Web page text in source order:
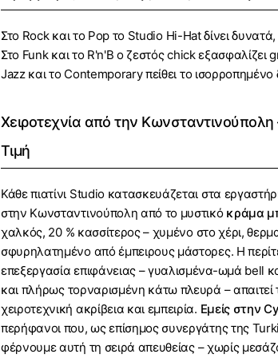
Στο Rock και το Pop το Studio Hi-Hat δίνει
Στο Funk και το R'n'B ο ζεστός chick εξασφαλίζει
Jazz και το Contemporary πείθει το
Χειροτεχνία από την Κωνσταντινούπολη
Τιμή
Κάθε πιατίνι Studio κατασκευάζεται στα
στην Κωνσταντινούπολη από το μυστικό κράμα
χαλκός, 20 % κασσίτερος – χυμένο στο χέρι,
σφυρηλατημένο από έμπειρους μάστορες. Η
επεξεργασία επιφάνειας – γυαλισμένα-ωμά bell
και πλήρως τορναρισμένη κάτω πλευρά –
χειροτεχνική ακρίβεια και εμπειρία. Εμείς στην
περήφανοι που, ως επίσημος συνεργάτης της
φέρνουμε αυτή τη σειρά απευθείας – χωρίς